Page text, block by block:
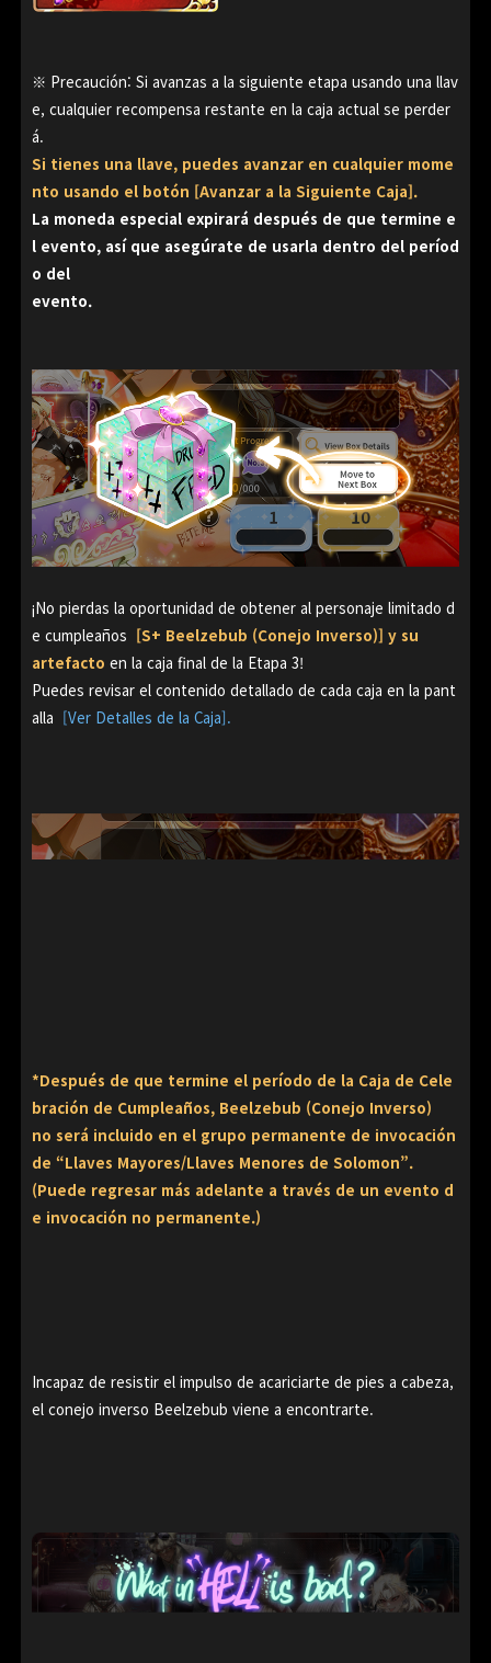
※ Precaución: Si avanzas a la siguiente etapa usando una llav
e, cualquier recompensa restante en la caja actual se perder
á.
Si tienes una llave, puedes avanzar en cualquier mome
nto usando el botón [Avanzar a la Siguiente Caja].
La moneda especial expirará después de que termine e
l evento, así que asegúrate de usarla dentro del períod
o del
evento.
¡No pierdas la oportunidad de obtener al personaje limitado d
e cumpleaños [S+ Beelzebub (Conejo Inverso)] y su
artefacto en la caja final de la Etapa 3!
Puedes revisar el contenido detallado de cada caja en la pant
alla [Ver Detalles de la Caja].
*Después de que termine el período de la Caja de Cele
bración de Cumpleaños, Beelzebub (Conejo Inverso)
no será incluido en el grupo permanente de invocación
de “Llaves Mayores/Llaves Menores de Solomon”.
(Puede regresar más adelante a través de un evento d
e invocación no permanente.)
Incapaz de resistir el impulso de acariciarte de pies a cabeza,
el conejo inverso Beelzebub viene a encontrarte.